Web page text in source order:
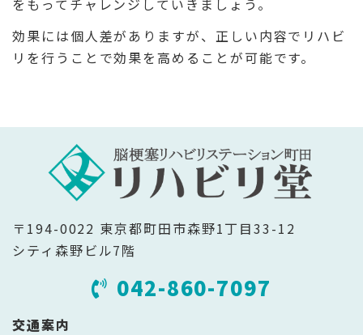
をもってチャレンジしていきましょう。
効果には個人差がありますが、正しい内容でリハビ
リを行うことで効果を高めることが可能です。
〒194-0022 東京都町田市森野1丁目33-12
シティ森野ビル7階
042-860-7097
交通案内